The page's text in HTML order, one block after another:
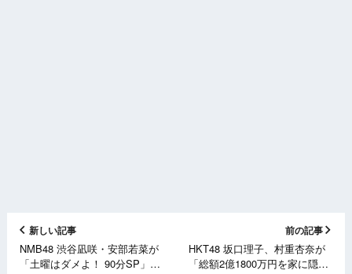
新しい記事
NMB48 渋谷凪咲・安部若菜が
「土曜はダメよ！ 90分SP」に
前の記事
HKT48 坂口理子、村重杏奈が
「総額2億1800万円を家に隠し